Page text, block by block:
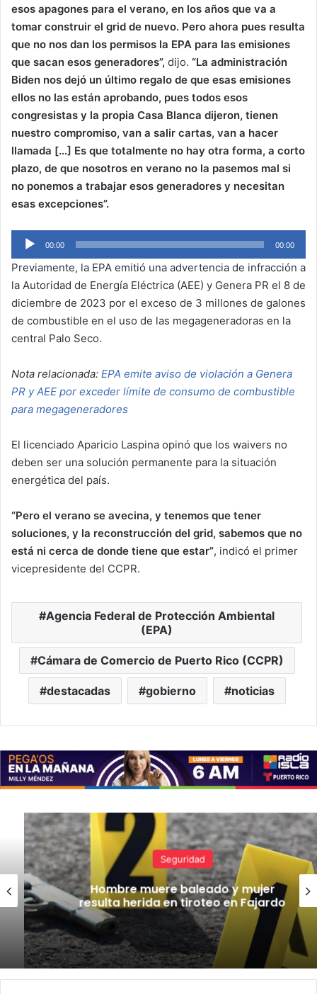
esos apagones para el verano, en los años que va a
tomar construir el grid de nuevo. Pero ahora pues resulta
que no nos dan los permisos la EPA para las emisiones
que sacan esos generadores”, dijo. “La administración
Biden nos dejó un último regalo de que esas emisiones
ellos no las están aprobando, pues todos esos
congresistas y la propia Casa Blanca dijeron, tienen
nuestro compromiso, van a salir cartas, van a hacer
llamada […] Es que totalmente no hay otra forma, a corto
plazo, de que nosotros en verano no la pasemos mal si
no ponemos a trabajar esos generadores y necesitan
esas excepciones”.
Audio
Player
00:00 00:00
Previamente, la EPA emitió una advertencia de infracción a
la Autoridad de Energía Eléctrica (AEE) y Genera PR el 8 de
diciembre de 2023 por el exceso de 3 millones de galones
de combustible en el uso de las megageneradoras en la
central Palo Seco.
Nota relacionada: EPA emite aviso de violación a Genera
PR y AEE por exceder límite de consumo de combustible
para megageneradores
El licenciado Aparicio Laspina opinó que los waivers no
deben ser una solución permanente para la situación
energética del país.
“Pero el verano se avecina, y tenemos que tener
soluciones, y la reconstrucción del grid, sabemos que no
está ni cerca de donde tiene que estar”, indicó el primer
vicepresidente del CCPR.
Agencia Federal de Protección Ambiental
(EPA)
Cámara de Comercio de Puerto Rico (CCPR)
destacadas gobierno noticias
Seguridad
Hombre muere baleado y mujer
resulta herida en tiroteo en Fajardo